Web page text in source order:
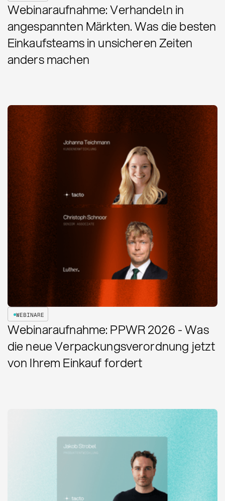
Webinaraufnahme: Verhandeln in
angespannten Märkten. Was die besten
Einkaufsteams in unsicheren Zeiten
anders machen
WEBINARE
Webinaraufnahme: PPWR 2026 - Was
die neue Verpackungsverordnung jetzt
von Ihrem Einkauf fordert